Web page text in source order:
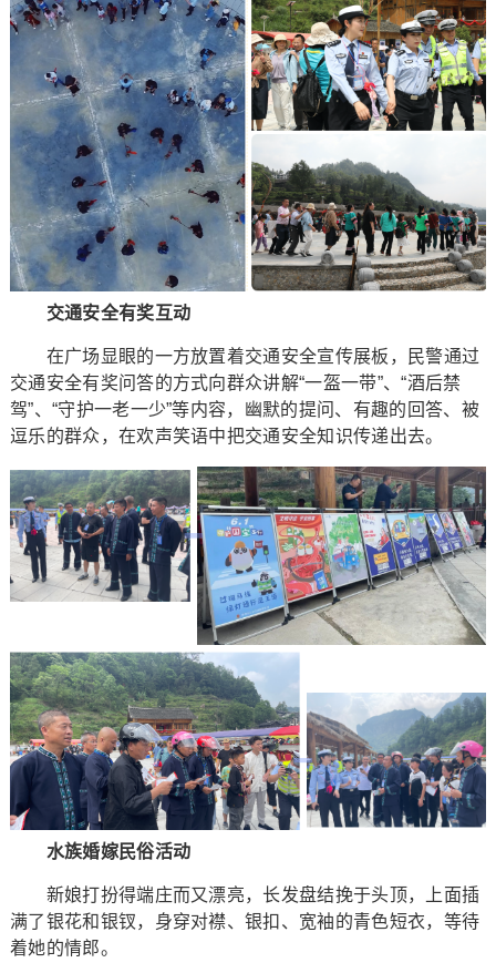
交通安全有奖互动
在广场显眼的一方放置着交通安全宣传展板，民警通过
交通安全有奖问答的方式向群众讲解“一盔一带”、“酒后禁
驾”、“守护一老一少”等内容，幽默的提问、有趣的回答、被
逗乐的群众，在欢声笑语中把交通安全知识传递出去。
水族婚嫁民俗活动
新娘打扮得端庄而又漂亮，长发盘结挽于头顶，上面插
满了银花和银钗，身穿对襟、银扣、宽袖的青色短衣，等待
着她的情郎。